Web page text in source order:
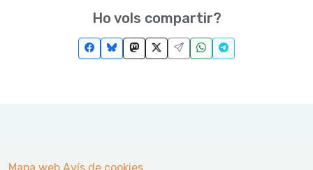
Ho vols compartir?
Mapa web Avís de cookies